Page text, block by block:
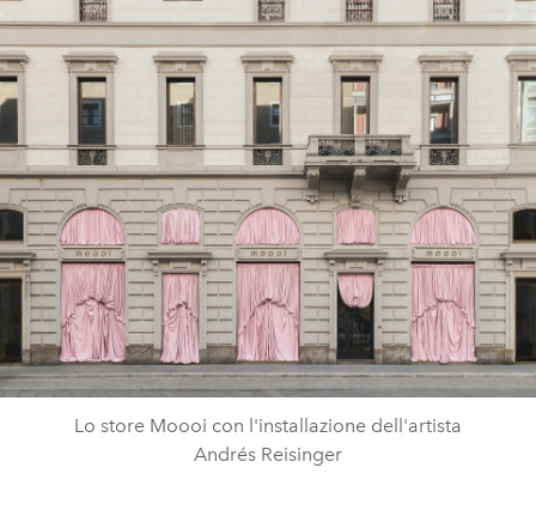
Lo store Moooi con l'installazione dell'artista
Andrés Reisinger